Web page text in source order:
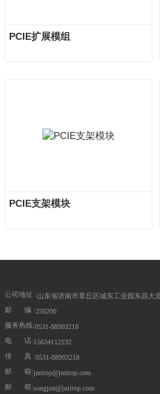
PCIE扩展模组
PCIE支架模块
公司地址 :山东省济南市章丘区城东工业园东昌大
邮 编 :250200
服务热线:0531-88903218
电 话:15634112192
传 真 :0531-88903218
邮 箱:jnritop@jnritop.com
邮 箱:songjun@jnritop.com